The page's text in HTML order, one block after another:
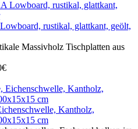
rustikal, glattkant, geölt,
Massivholz Tischplatten aus
Kantholz,
cm